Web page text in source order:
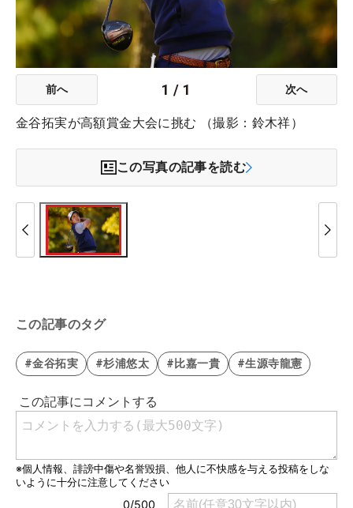
前へ 1 / 1 次へ
金谷拓実が高額賞金大会に挑む （撮影：鈴木祥）
この写真の記事を読む
この記事のタグ
#金谷拓実 #杉浦悠太 #比嘉一貴 #生源寺龍憲